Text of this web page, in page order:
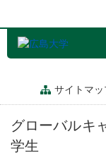
サイトマッ
グローバルキ
学生